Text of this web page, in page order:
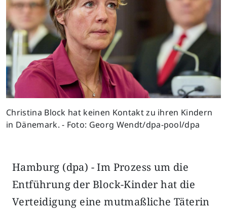
Christina Block hat keinen Kontakt zu ihren Kindern
in Dänemark. - Foto: Georg Wendt/dpa-pool/dpa
Previous
Hamburg (dpa) - Im Prozess um die
Entführung der Block-Kinder hat die
Verteidigung eine mutmaßliche Täterin